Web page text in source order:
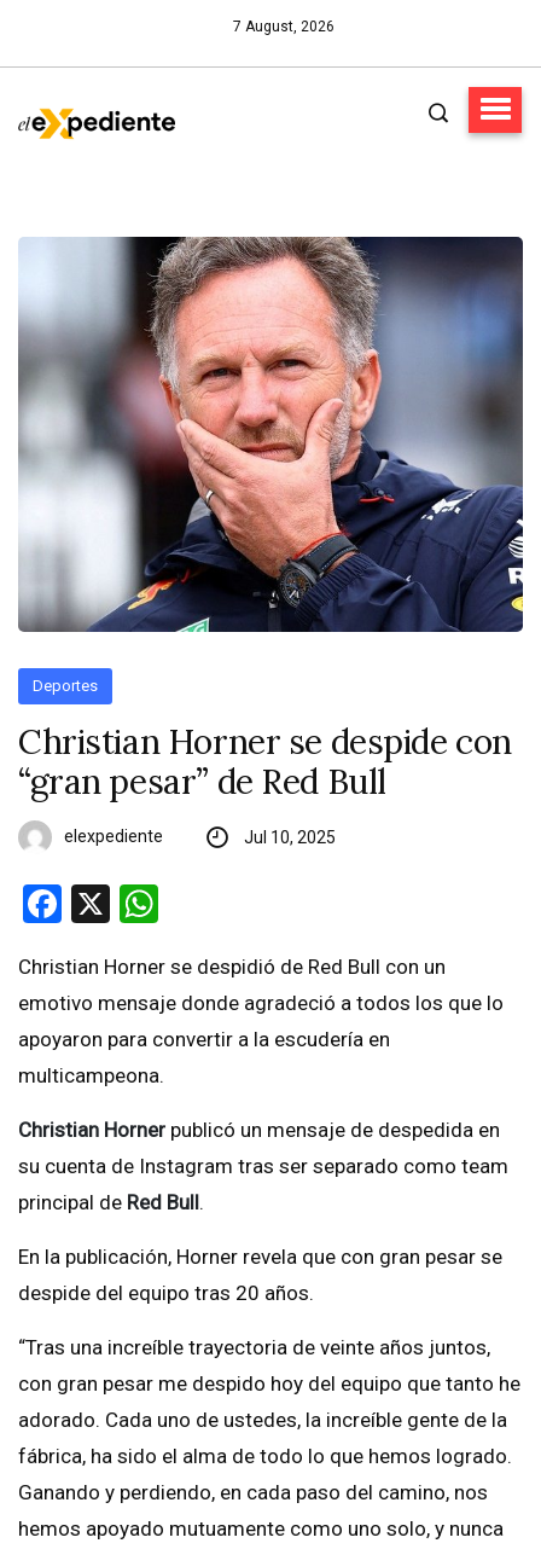
7 August, 2026
Deportes
Christian Horner se despide con
“gran pesar” de Red Bull
elexpediente Jul 10, 2025
Facebook
X
Christian Horner se despidió de Red Bull con un
emotivo mensaje donde agradeció a todos los que lo
apoyaron para convertir a la escudería en
multicampeona.
Christian Horner publicó un mensaje de despedida en
su cuenta de Instagram tras ser separado como team
principal de Red Bull.
En la publicación, Horner revela que con gran pesar se
despide del equipo tras 20 años.
“Tras una increíble trayectoria de veinte años juntos,
con gran pesar me despido hoy del equipo que tanto he
adorado. Cada uno de ustedes, la increíble gente de la
fábrica, ha sido el alma de todo lo que hemos logrado.
Ganando y perdiendo, en cada paso del camino, nos
hemos apoyado mutuamente como uno solo, y nunca